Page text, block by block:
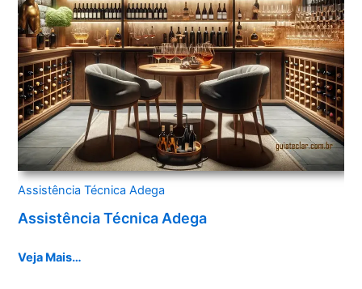
Assistência Técnica Adega
Assistência Técnica Adega
Veja Mais…